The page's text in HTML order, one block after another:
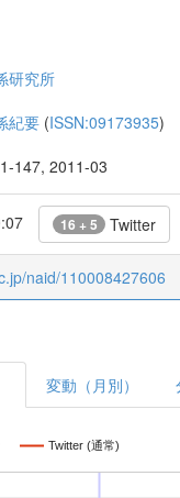
研究所
紀要 (ISSN:09173935)
147, 2011-03
16 + 5 Twitter
naid/110008427606
変動（月別）
Twitter (通常)